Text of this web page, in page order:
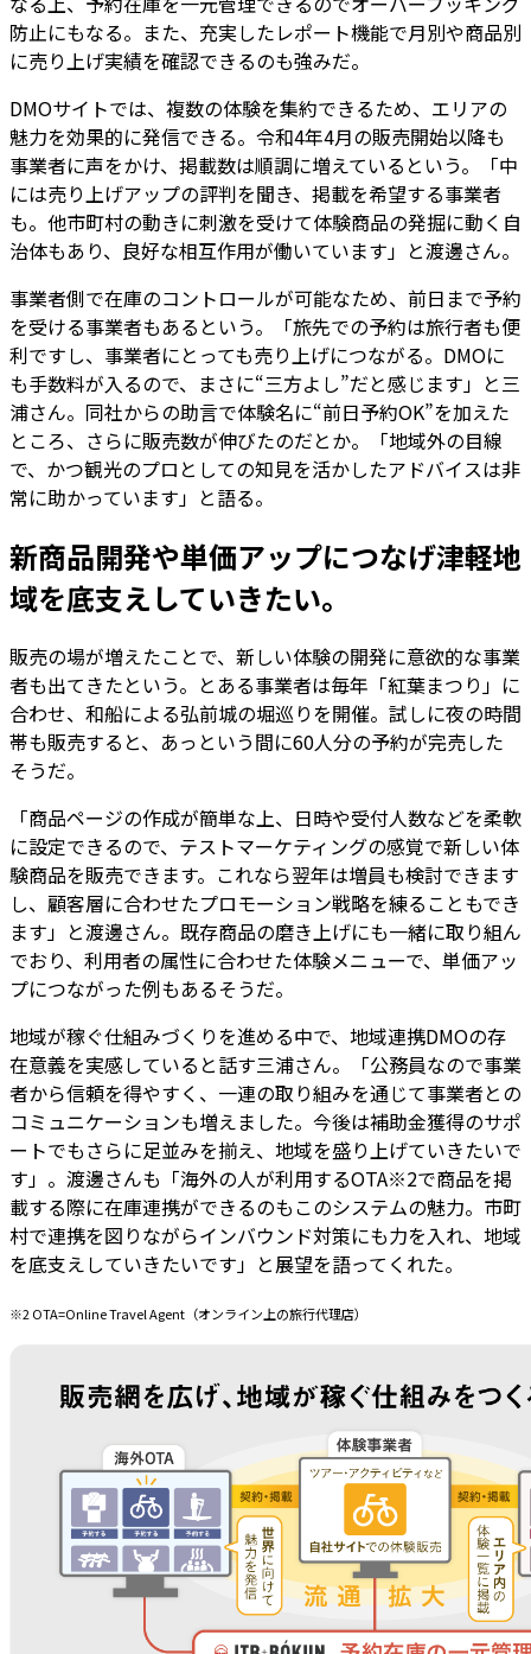
防止にもなる。また、充実したレポート機能で月別や商品別
に売り上げ実績を確認できるのも強みだ。
DMOサイトでは、複数の体験を集約できるため、エリアの
魅力を効果的に発信できる。令和4年4月の販売開始以降も
事業者に声をかけ、掲載数は順調に増えているという。「中
には売り上げアップの評判を聞き、掲載を希望する事業者
も。他市町村の動きに刺激を受けて体験商品の発掘に動く自
治体もあり、良好な相互作用が働いています」と渡邊さん。
事業者側で在庫のコントロールが可能なため、前日まで予約
を受ける事業者もあるという。「旅先での予約は旅行者も便
利ですし、事業者にとっても売り上げにつながる。DMOに
も手数料が入るので、まさに“三方よし”だと感じます」と三
浦さん。同社からの助言で体験名に“前日予約OK”を加えた
ところ、さらに販売数が伸びたのだとか。「地域外の目線
で、かつ観光のプロとしての知見を活かしたアドバイスは非
常に助かっています」と語る。
新商品開発や単価アップにつなげ津軽地
域を底支えしていきたい。
販売の場が増えたことで、新しい体験の開発に意欲的な事業
者も出てきたという。とある事業者は毎年「紅葉まつり」に
合わせ、和船による弘前城の堀巡りを開催。試しに夜の時間
帯も販売すると、あっという間に60人分の予約が完売した
そうだ。
「商品ページの作成が簡単な上、日時や受付人数などを柔軟
に設定できるので、テストマーケティングの感覚で新しい体
験商品を販売できます。これなら翌年は増員も検討できます
し、顧客層に合わせたプロモーション戦略を練ることもでき
ます」と渡邊さん。既存商品の磨き上げにも一緒に取り組ん
でおり、利用者の属性に合わせた体験メニューで、単価アッ
プにつながった例もあるそうだ。
地域が稼ぐ仕組みづくりを進める中で、地域連携DMOの存
在意義を実感していると話す三浦さん。「公務員なので事業
者から信頼を得やすく、一連の取り組みを通じて事業者との
コミュニケーションも増えました。今後は補助金獲得のサポ
ートでもさらに足並みを揃え、地域を盛り上げていきたいで
す」。渡邊さんも「海外の人が利用するOTA※2で商品を掲
載する際に在庫連携ができるのもこのシステムの魅力。市町
村で連携を図りながらインバウンド対策にも力を入れ、地域
を底支えしていきたいです」と展望を語ってくれた。
※2 OTA=Online Travel Agent（オンライン上の旅行代理店）